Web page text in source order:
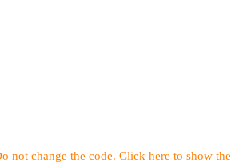
not change the code. Click here to show the